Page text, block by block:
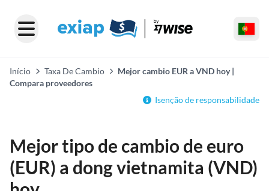
Início Taxa De Cambio
Mejor cambio EUR a VND hoy |
Compara proveedores
Isenção de responsabilidade
Mejor tipo de cambio de euro
(EUR) a dong vietnamita (VND)